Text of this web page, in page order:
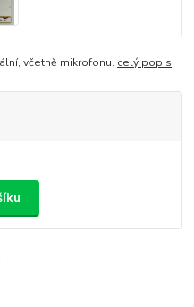
včetně mikrofonu. celý popis